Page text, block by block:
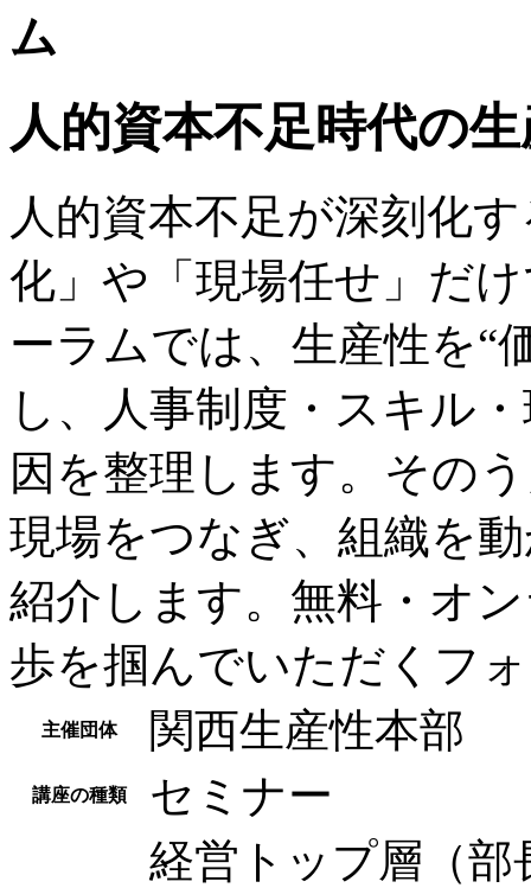
ム
人的資本不足時代の
人的資本不足が深刻化
化」や「現場任せ」だ
ーラムでは、生産性を“
し、人事制度・スキル
因を整理します。その
現場をつなぎ、組織を
紹介します。無料・オ
歩を掴んでいただくフ
主催団体 関西生産性本部
講座の種類 セミナー
経営トップ層（